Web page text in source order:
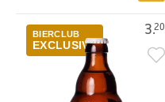
3.20
BIERCLUB
EXCLUSIVE